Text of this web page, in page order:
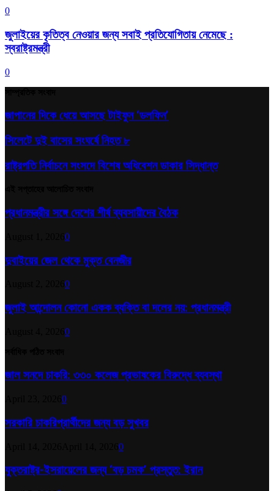
0
জুলাইয়ের কৃতিত্ব নেওয়ার জন্য সবাই প্রতিযোগিতায় নেমেছে :
স্বরাষ্ট্রমন্ত্রী
0
জাপানের দিকে ধেয়ে আসছে টাইফুন ‘ডলফিন’
সিলেটে দুই বাসের সংঘর্ষে নিহত ৮
রাষ্ট্রপতি নির্বাচনে সংসদে বিশেষ অধিবেশন ডাকার সিদ্ধান্ত
প্রধানমন্ত্রীর সঙ্গে দেশের শীর্ষ ব্যবসায়ীদের বৈঠক
0
দুবাইয়ের জেল থেকে মুক্ত বেনজীর
0
জুলাই আন্দোলন কোনো একক ব্যক্তি বা দলের নয়: প্রধানমন্ত্রী
0
জাল সনদে চাকরি: ৩৩০ কলেজ প্রভাষকের বিরুদ্ধে ব্যবস্থা
0
সরকারি চাকরিপ্রার্থীদের জন্য বড় সুখবর
0
যুক্তরাষ্ট্র-ইসরায়েলের জন্য ‘বড় চমক’ প্রস্তুত: ইরান